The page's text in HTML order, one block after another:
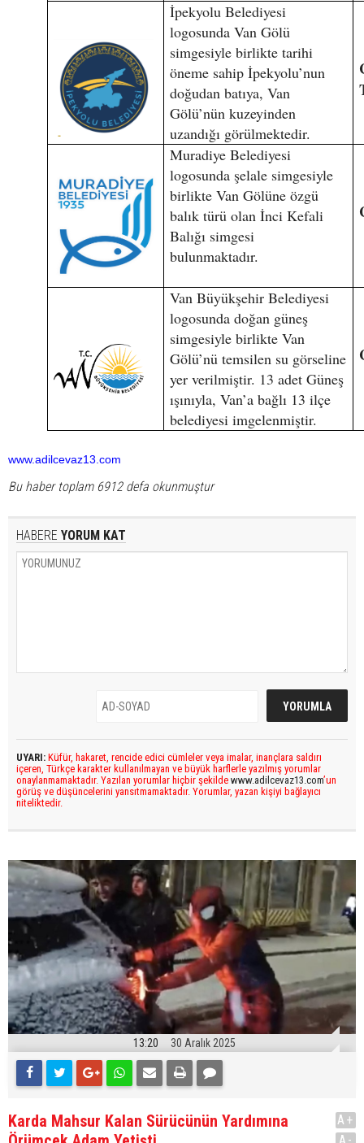
İpekyolu Belediyesi
logosunda Van Gölü
simgesiyle birlikte tarihi
öneme sahip İpekyolu’nun
doğudan batıya, Van
Gölü’nün kuzeyinden
uzandığı görülmektedir.
Muradiye Belediyesi
logosunda şelale simgesiyle
birlikte Van Gölüne özgü
balık türü olan İnci Kefali
Balığı simgesi
bulunmaktadır.
Van Büyükşehir Belediyesi
logosunda doğan güneş
simgesiyle birlikte Van
Gölü’nü temsilen su görseline
yer verilmiştir. 13 adet Güneş
ışınıyla, Van’a bağlı 13 ilçe
belediyesi imgelenmiştir.
www.adilcevaz13.com
Bu haber toplam 6912 defa okunmuştur
HABERE YORUM KAT
UYARI: Küfür, hakaret, rencide edici cümleler veya imalar, inançlara saldırı
içeren, Türkçe karakter kullanılmayan ve büyük harflerle yazılmış yorumlar
onaylanmamaktadır. Yazılan yorumlar hiçbir şekilde www.adilcevaz13.com’un
görüş ve düşüncelerini yansıtmamaktadır. Yorumlar, yazan kişiyi bağlayıcı
niteliktedir.
13:20 30 Aralık 2025
Karda Mahsur Kalan Sürücünün Yardımına
A+
A-